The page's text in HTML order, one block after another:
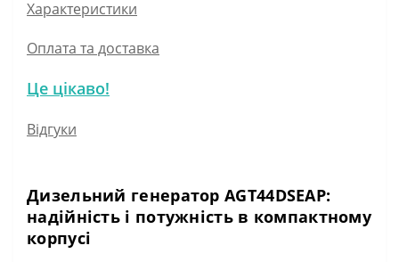
Характеристики
Оплата та доставка
Це цікаво!
Відгуки
Дизельний генератор AGT44DSEAP:
надійність і потужність в компактному
корпусі